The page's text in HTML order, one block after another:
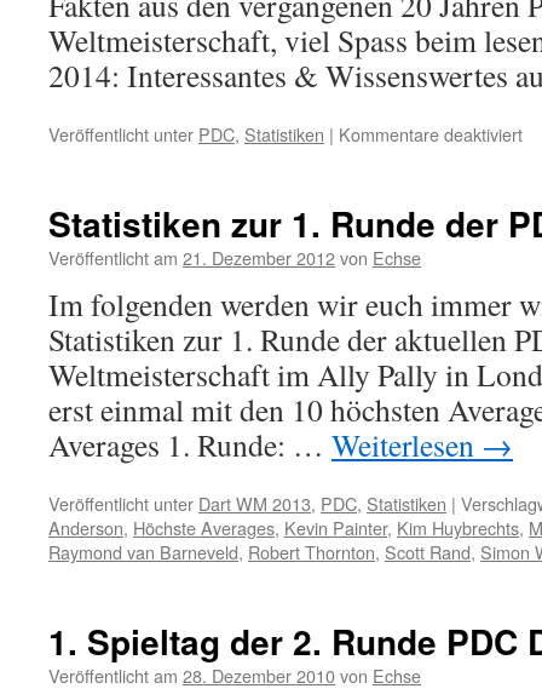
Weltmeisterschaft, viel Spass beim
2014: Interessantes & Wissenswertes
Veröffentlicht unter PDC, Statistiken | Kommentare deaktiviertfür
20
Statistiken zur 1. Runde der
Veröffentlicht am 21. Dezember 2012von Echse
Im folgenden werden wir euch immer
Statistiken zur 1. Runde der aktuellen
Weltmeisterschaft im Ally Pally in
erst einmal mit den 10 höchsten
Averages 1. Runde: … Weiterlesen →
Veröffentlicht unter Dart WM 2013, PDC, Statistiken |
Anderson, Höchste Averages, Kevin Painter, Kim Huybrechts,
Raymond van Barneveld, Robert Thornton, Scott Rand, Simon
1. Spieltag der 2. Runde PDC
Veröffentlicht am 28. Dezember 2010von Echse